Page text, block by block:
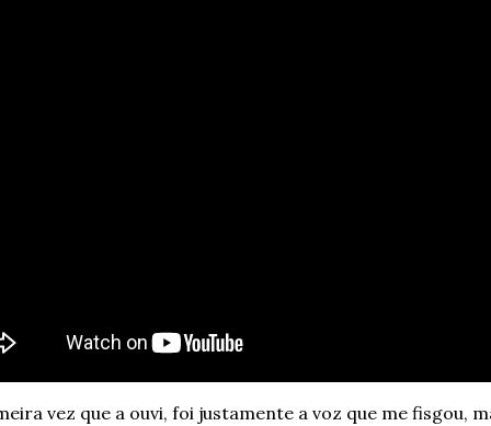
vez que a ouvi, foi justamente a voz que me fisgou,